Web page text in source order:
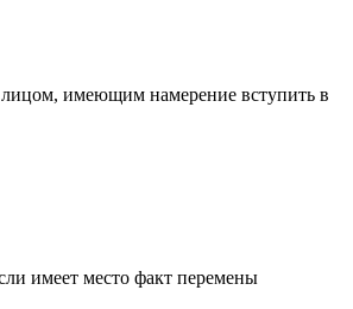
имеющим намерение вступить в
имеет место факт перемены